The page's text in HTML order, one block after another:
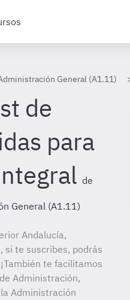
General (A1.11)
de
para
de
General (A1.11)
Andalucía,
si te suscribes, podrás
te facilitamos
Administración,
Administración